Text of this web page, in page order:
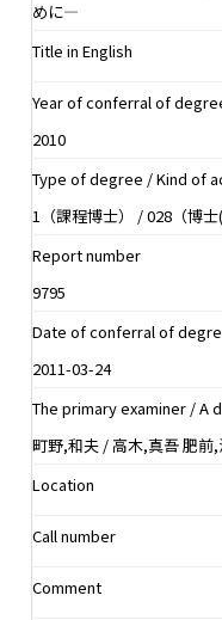
めに―
Title in English
Year of conferral of
2010
Type of degree / Kind of
1（課程博士） / 028（博士(
Report number
9795
Date of conferral of
2011-03-24
The primary examiner / A
町野,和夫 / 高木,真吾 肥前
Location
Call number
Comment